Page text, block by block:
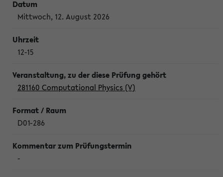
Mittwoch, 12. August 2026
12-15
281160 Computational Physics (V)
D01-286
-